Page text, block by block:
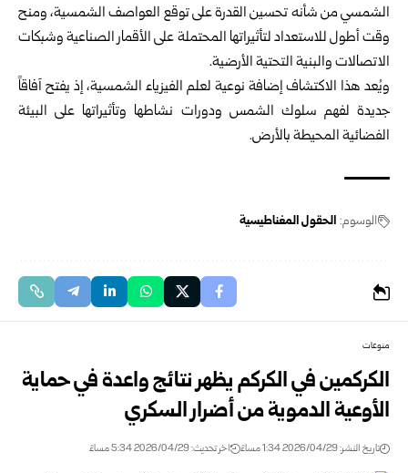
الشمسي من شأنه تحسين القدرة على توقع العواصف الشمسية، ومنح
وقت أطول للاستعداد لتأثيراتها المحتملة على الأقمار الصناعية وشبكات
الاتصالات والبنية التحتية الأرضية.
ويُعد هذا الاكتشاف إضافة نوعية لعلم الفيزياء الشمسية، إذ يفتح آفاقاً
جديدة لفهم سلوك الشمس ودورات نشاطها وتأثيراتها على البيئة
الفضائية المحيطة بالأرض.
الوسوم: الحقول المغناطيسية
منوعات
الكركمين في الكركم يظهر نتائج واعدة في حماية
الأوعية الدموية من أضرار السكري
تاريخ النشر: 2026/04/29 1:34 مساءً اخر تحديث: 2026/04/29 5:34 مساءً